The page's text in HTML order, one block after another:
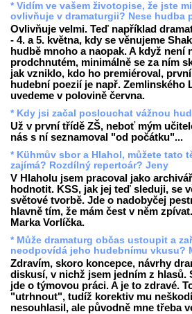
* Vidím ve vašem životopise, že jste
ovlivňuje v dramaturgii? Nese hudba
Ovlivňuje velmi. Teď například
- 4. a 5. května, kdy se věnujeme
hudbě mnoho a naopak. A když není
prodchnutém, minimálně se za ním
jak vzniklo, kdo ho premiéroval,
hudební poezií je např. Zemlinského
uvedeme v polovině června.
* Kdy jsi začal poslouchat vážnou
Už v první třídě ZŠ, neboť mým
nás s ní seznamoval "od počátku"...
* Kühmův sbor a Hlahol, můžete tato
zajímá? Rozdílný repertoár? Jeny
V Hlaholu jsem pracoval jako
hodnotit. KSS, jak jej teď sleduji, se
světové tvorbě. Jde o nadobyčej
hlavně tím, že mám čest v něm
Marka Vorlíčka.
* Může dramaturg občas ustoupit a
neodpovídá jeho hudebnímu vkusu?
Zdravím, skoro koncepce, návrhy
diskusí, v nichž jsem jedním z hlasů.
jde o týmovou práci. A je to zdravé.
"utrhnout", tudíž korektiv mu
nesouhlasil, ale původně mne třeba